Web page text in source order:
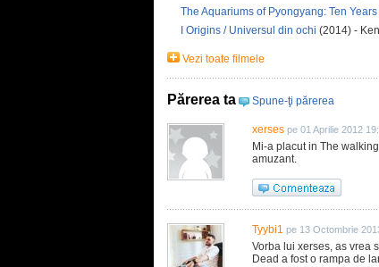
The Aquariums of Pyongyang: Ten
I Origins / Universul din ochi (2014) -
Vezi toate filmele
Părerea ta Spune-ţi părerea
xerses pe 01 Aprilie 2012
Mi-a placut in The
amuzant.
Tyybi1 pe 13 Octombrie
Vorba lui xerses, as vrea
Dead a fost o rampa de